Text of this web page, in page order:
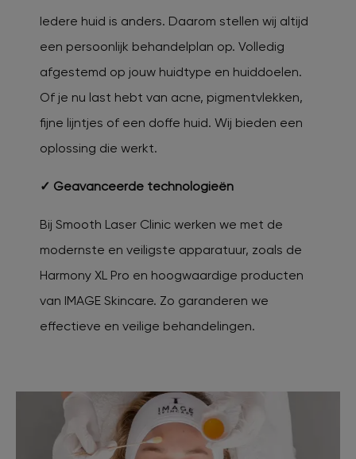
Iedere huid is anders. Daarom stellen wij altijd
een persoonlijk behandelplan op. Volledig
afgestemd op jouw huidtype en huiddoelen.
Of je nu last hebt van acne, pigmentvlekken,
fijne lijntjes of een doffe huid. Wij bieden een
oplossing die werkt.
✓ Geavanceerde technologieën
Bij Smooth Laser Clinic werken we met de
modernste en veiligste apparatuur, zoals de
Harmony XL Pro en hoogwaardige producten
van IMAGE Skincare. Zo garanderen we
effectieve en veilige behandelingen.